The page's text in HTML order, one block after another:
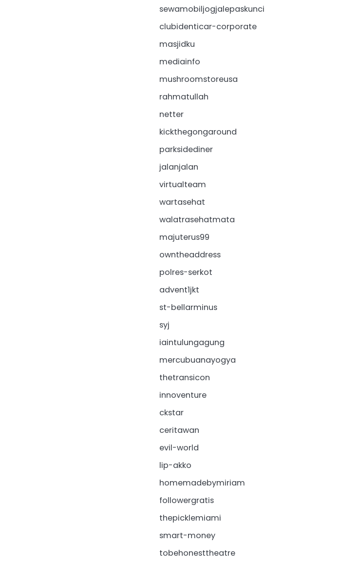
sewamobiljogjalepaskunci
clubidenticar-corporate
masjidku
mediainfo
mushroomstoreusa
rahmatullah
netter
kickthegongaround
parksidediner
jalanjalan
virtualteam
wartasehat
walatrasehatmata
majuterus99
owntheaddress
polres-serkot
advent1jkt
st-bellarminus
syj
iaintulungagung
mercubuanayogya
thetransicon
innoventure
ckstar
ceritawan
evil-world
lip-akko
homemadebymiriam
followergratis
thepicklemiami
smart-money
tobehonesttheatre